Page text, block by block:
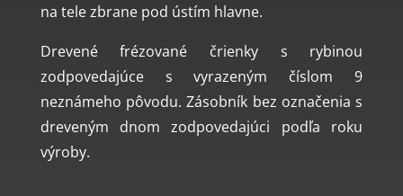
na tele zbrane pod ústím hlavne.
Drevené frézované črienky s rybinou
zodpovedajúce s vyrazeným číslom 9
neznámeho pôvodu. Zásobník bez označenia s
dreveným dnom zodpovedajúci podľa roku
výroby.